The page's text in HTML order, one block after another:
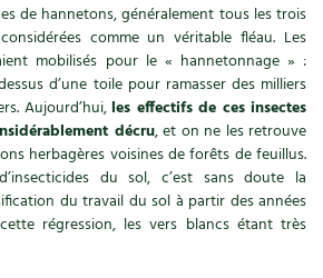
organisation
de hannetons, généralement tous les trois
comme un véritable fléau. Les
mobilisés pour le « hanneton­nage » :
d’une toile pour ramasser des milliers
Aujourd’hui, les effectifs de ces insectes
décru, et on ne les retrouve
herbagères voisines de forêts de feuillus.
du sol, c’est sans doute la
du travail du sol à partir des années
régression, les vers blancs étant très